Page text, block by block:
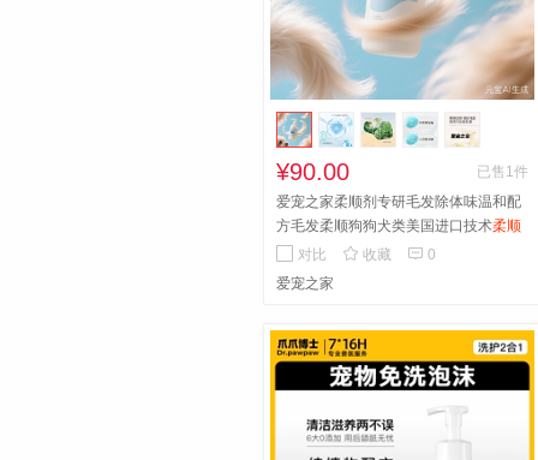
¥90.00
已售1件
爱宠之家柔顺剂专研毛发除体味温和配
方毛发柔顺狗狗犬类美国进口技术柔顺
系列，特别添加的天然植物精华与护毛
成分，在温和清洁的同时，能显著滋养
气，呵护宠物肌肤健康。
对比  收藏  0
爱宠之家